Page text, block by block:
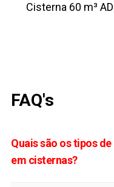
Cisterna 60 m³
FAQ's
Quais são os tipos
em cisternas?